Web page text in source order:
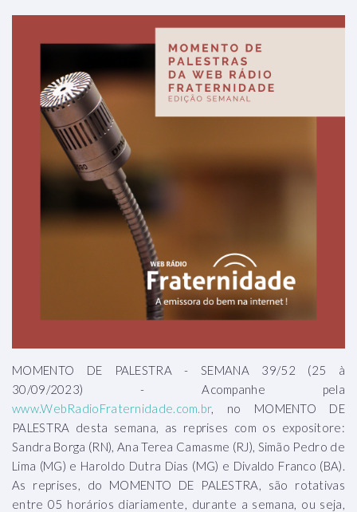
MOMENTO DE PALESTRA - SEMANA 39/52 (25 à
30/09/2023) - Acompanhe pela
www.WebRadioFraternidade.com.br, no MOMENTO DE
PALESTRA desta semana, as reprises com os expositore:
Sandra Borga (RN), Ana Terea Camasme (RJ), Simão Pedro de
Lima (MG) e Haroldo Dutra Dias (MG) e Divaldo Franco (BA).
As reprises, do MOMENTO DE PALESTRA, são rotativas
entre 05 horários diariamente, durante a semana, ou seja,